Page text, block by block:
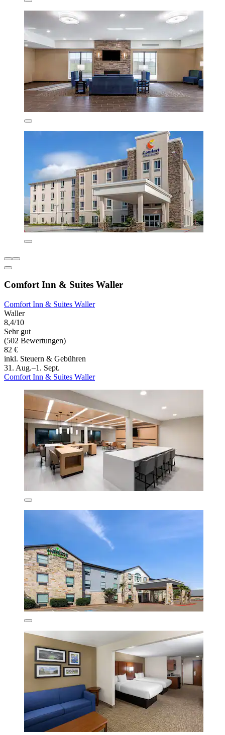
Comfort Inn & Suites Waller
Comfort Inn & Suites Waller
Waller
8,4/10
Sehr gut
(502 Bewertungen)
82 €
inkl. Steuern & Gebühren
31. Aug.–1. Sept.
Comfort Inn & Suites Waller